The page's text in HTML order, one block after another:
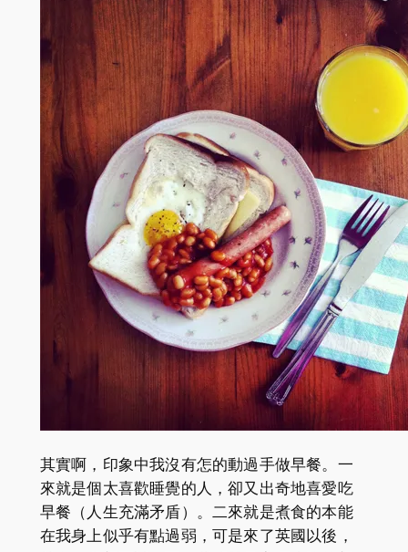
其實啊，印象中我沒有怎的動過手做早餐。一
來就是個太喜歡睡覺的人，卻又出奇地喜愛吃
早餐（人生充滿矛盾）。二來就是煮食的本能
在我身上似乎有點過弱，可是來了英國以後，